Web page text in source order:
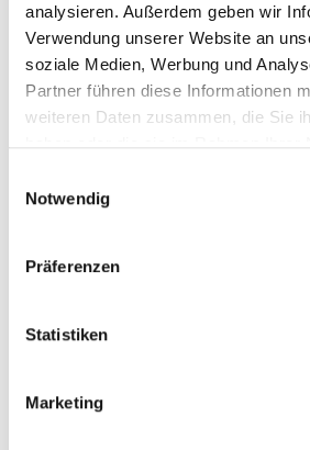
analysieren. Außerdem geben wir
Verwendung unserer Website an
soziale Medien, Werbung und
Partner führen diese Informationen
weiteren Daten zusammen, die Sie
Notwendig
Präferenzen
Statistiken
Marketing
Ihr seid auf der Suche nach etwas
Auszeit vom Alltag? Wir haben hier für
Mehr erfahren